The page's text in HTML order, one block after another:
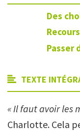
Des
Passer
TEXTE
«Il faut avoir les
Charlotte. Cela